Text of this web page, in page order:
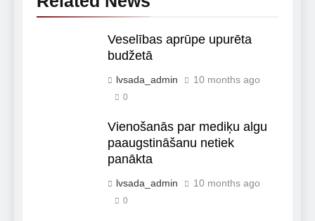
Veselības aprūpe upurēta
budžetā
lvsada_admin 10 months ago
0
Vienošanās par mediķu algu
paaugstināšanu netiek
panākta
lvsada_admin 10 months ago
0